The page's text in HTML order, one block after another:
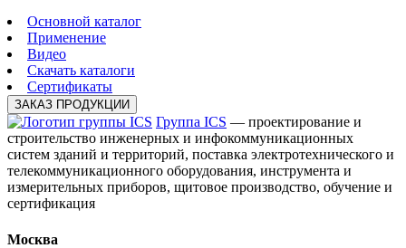
Основной каталог
Применение
Видео
Скачать каталоги
Сертификаты
ЗАКАЗ ПРОДУКЦИИ
Группа ICS — проектирование и
строительство инженерных и инфокоммуникационных
систем зданий и территорий, поставка электротехнического и
телекоммуникационного оборудования, инструмента и
измерительных приборов, щитовое производство, обучение и
сертификация
Москва